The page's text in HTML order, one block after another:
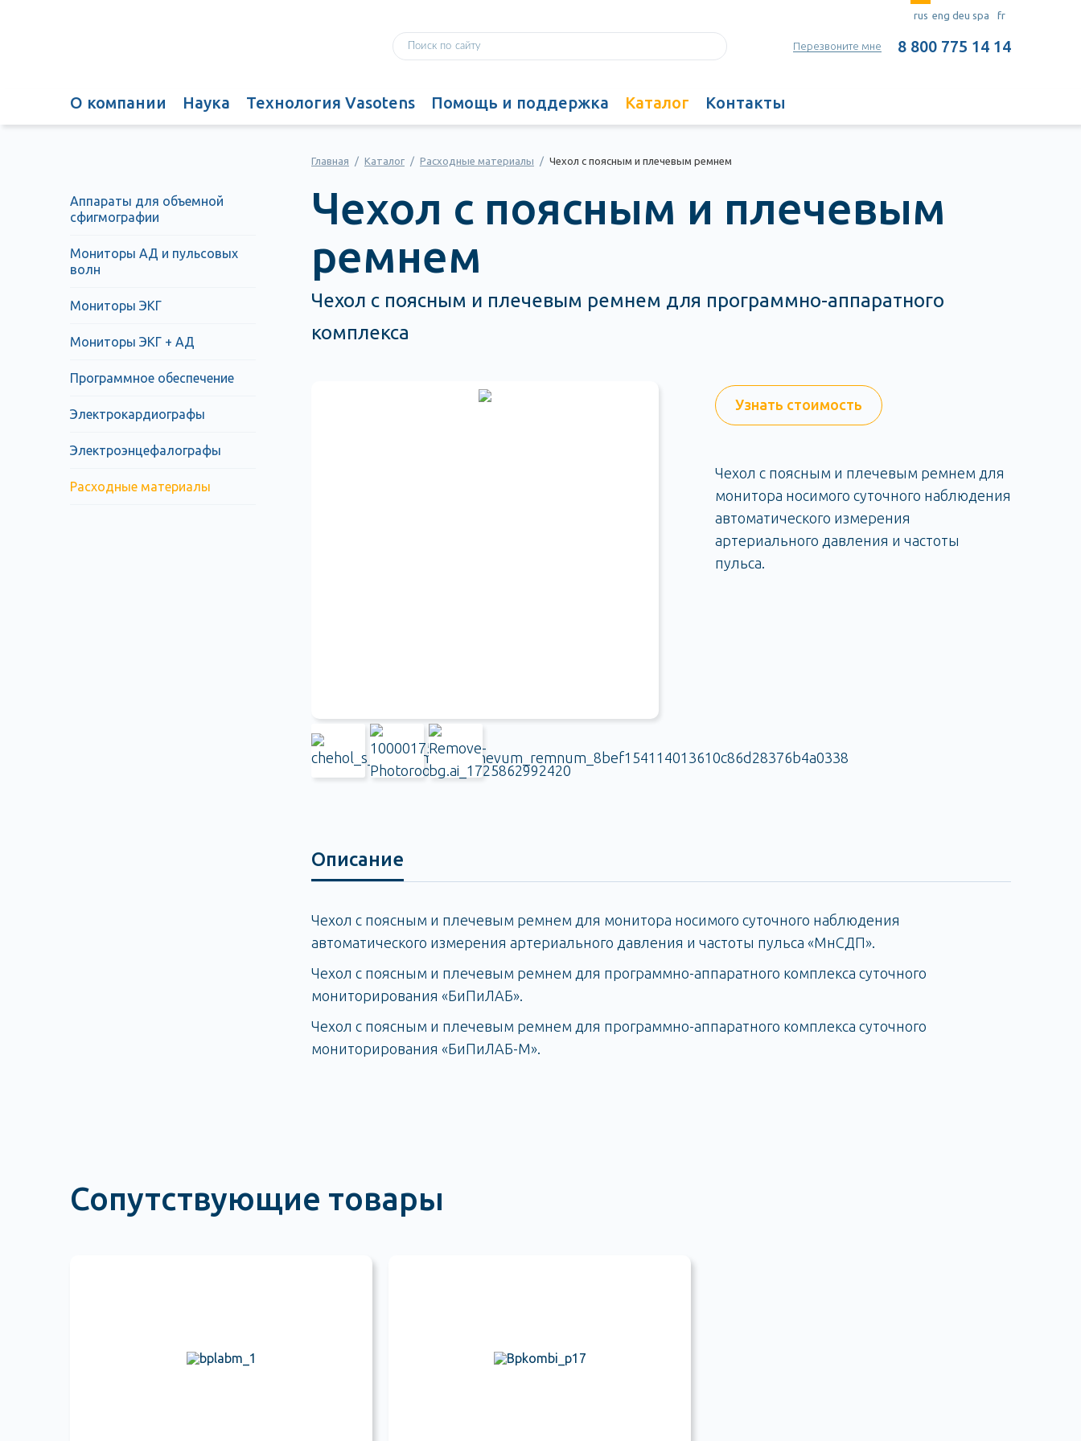
rus eng deu spa fr
Перезвоните мне 8 800 775 14 14
О компании Наука Технология Vasotens Помощь и поддержка Каталог Контакты
Аппараты для объемной
сфигмографии
Мониторы АД и пульсовых
волн
Мониторы ЭКГ
Мониторы ЭКГ + АД
Программное обеспечение
Электрокардиографы
Электроэнцефалографы
Расходные материалы
Главная / Каталог / Расходные материалы / Чехол с поясным и плечевым ремнем
Чехол с поясным и плечевым
ремнем
Чехол с поясным и плечевым ремнем для программно-аппаратного
комплекса
Узнать стоимость
Чехол с поясным и плечевым ремнем для
монитора носимого суточного наблюдения
автоматического измерения
артериального давления и частоты
пульса.
Описание
Чехол с поясным и плечевым ремнем для монитора носимого суточного наблюдения
автоматического измерения артериального давления и частоты пульса «МнСДП».
Чехол с поясным и плечевым ремнем для программно-аппаратного комплекса суточного
мониторирования «БиПиЛАБ».
Чехол с поясным и плечевым ремнем для программно-аппаратного комплекса суточного
мониторирования «БиПиЛАБ-М».
Сопутствующие товары